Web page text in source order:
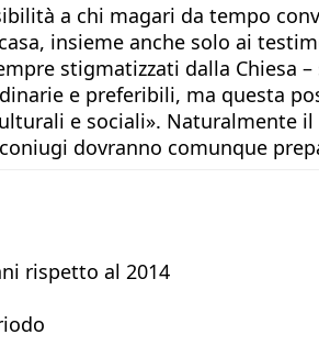
a chi magari da tempo
insieme anche solo ai
stigmatizzati dalla Chiesa
e preferibili, ma questa
e sociali». Naturalmente
dovranno comunque
rispetto al 2014